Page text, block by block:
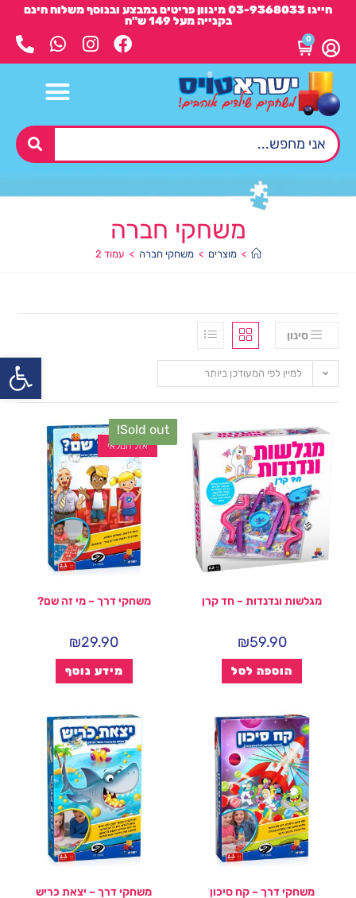
חייגו 03-9368033 מיגוון פריטים במבצע ובנוסף משלוח חינם
בקנייה מעל 149 ש"ח
0
משחקי חברה
> מוצרים > משחקי חברה > עמוד 2
סינון
למיין לפי המעודכן ביותר
מגלשות ונדנדות – חד קרן
₪59.90
הוספה לסל
Sold out!
אזל המלאי
משחקי דרך – מי זה שם?
₪29.90
מידע נוסף
משחקי דרך – קח סיכון משחקי דרך – יצאת כריש